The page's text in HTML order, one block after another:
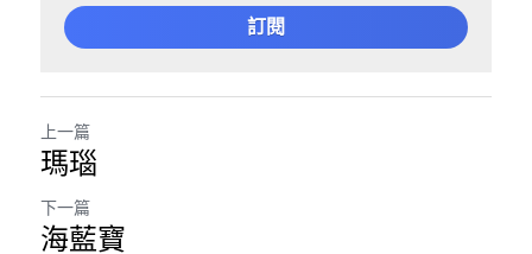
訂閱
上一篇
瑪瑙
下一篇
海藍寶